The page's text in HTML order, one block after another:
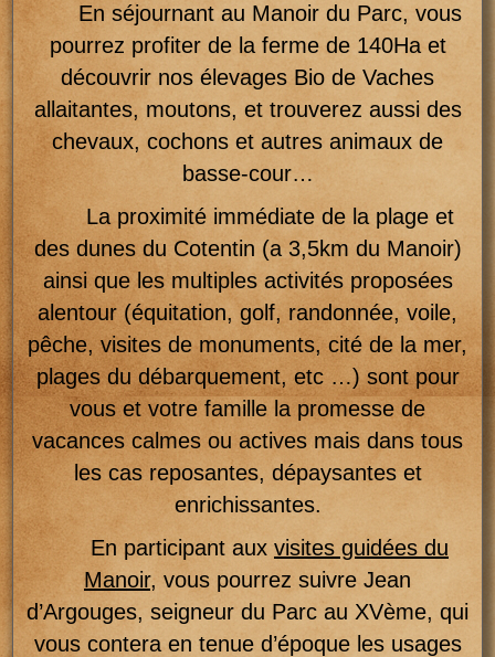
En séjournant au Manoir du Parc, vous
pourrez profiter de la ferme de 140Ha et
découvrir nos élevages Bio de Vaches
allaitantes, moutons, et trouverez aussi des
chevaux, cochons et autres animaux de
basse-cour…
La proximité immédiate de la plage et
des dunes du Cotentin (a 3,5km du Manoir)
ainsi que les multiples activités proposées
alentour (équitation, golf, randonnée, voile,
pêche, visites de monuments, cité de la mer,
plages du débarquement, etc …) sont pour
vous et votre famille la promesse de
vacances calmes ou actives mais dans tous
les cas reposantes, dépaysantes et
enrichissantes.
En participant aux visites guidées du
Manoir, vous pourrez suivre Jean
d’Argouges, seigneur du Parc au XVème, qui
vous contera en tenue d’époque les usages